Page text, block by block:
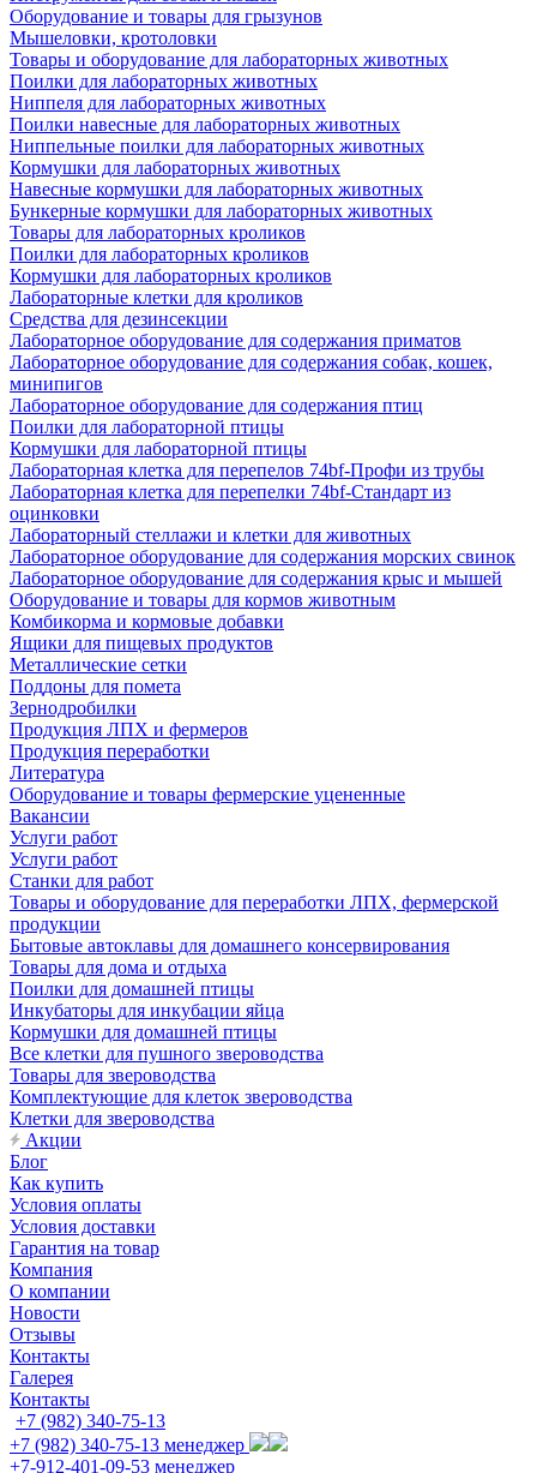
Оборудование и товары для грызунов
Мышеловки, кротоловки
Товары и оборудование для лабораторных животных
Поилки для лабораторных животных
Ниппеля для лабораторных животных
Поилки навесные для лабораторных животных
Ниппельные поилки для лабораторных животных
Кормушки для лабораторных животных
Навесные кормушки для лабораторных животных
Бункерные кормушки для лабораторных животных
Товары для лабораторных кроликов
Поилки для лабораторных кроликов
Кормушки для лабораторных кроликов
Лабораторные клетки для кроликов
Средства для дезинсекции
Лабораторное оборудование для содержания приматов
Лабораторное оборудование для содержания собак, кошек,
минипигов
Лабораторное оборудование для содержания птиц
Поилки для лабораторной птицы
Кормушки для лабораторной птицы
Лабораторная клетка для перепелов 74bf-Профи из трубы
Лабораторная клетка для перепелки 74bf-Стандарт из
оцинковки
Лабораторный стеллажи и клетки для животных
Лабораторное оборудование для содержания морских свинок
Лабораторное оборудование для содержания крыс и мышей
Оборудование и товары для кормов животным
Комбикорма и кормовые добавки
Ящики для пищевых продуктов
Металлические сетки
Поддоны для помета
Зернодробилки
Продукция ЛПХ и фермеров
Продукция переработки
Литература
Оборудование и товары фермерские уцененные
Вакансии
Услуги работ
Услуги работ
Станки для работ
Товары и оборудование для переработки ЛПХ, фермерской
продукции
Бытовые автоклавы для домашнего консервирования
Товары для дома и отдыха
Поилки для домашней птицы
Инкубаторы для инкубации яйца
Кормушки для домашней птицы
Все клетки для пушного звероводства
Товары для звероводства
Комплектующие для клеток звероводства
Клетки для звероводства
Акции
Блог
Как купить
Условия оплаты
Условия доставки
Гарантия на товар
Компания
О компании
Новости
Отзывы
Контакты
Галерея
Контакты
+7 (982) 340-75-13
+7 (982) 340-75-13 менеджер
+7-912-401-09-53 менеджер